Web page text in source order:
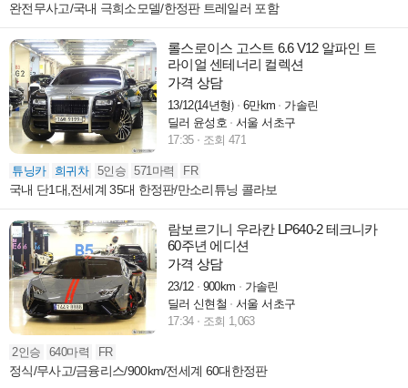
완전무사고/국내 극희소모델/한정판 트레일러 포함
롤스로이스 고스트 6.6 V12 알파인 트
라이얼 센테너리 컬렉션
가격 상담
13/12(14년형) 6만km
가솔린
딜러 윤성호
서울 서초구
17:35
조회 471
튜닝카 희귀차 5인승 571마력 FR
국내 단1대,전세계 35대 한정판/만소리튜닝 콜라보
람보르기니 우라칸 LP640-2 테크니카
60주년 에디션
가격 상담
23/12 900km
가솔린
딜러 신현철
서울 서초구
17:34
조회 1,063
2인승 640마력 FR
정식/무사고/금융리스/900km/전세계 60대한정판